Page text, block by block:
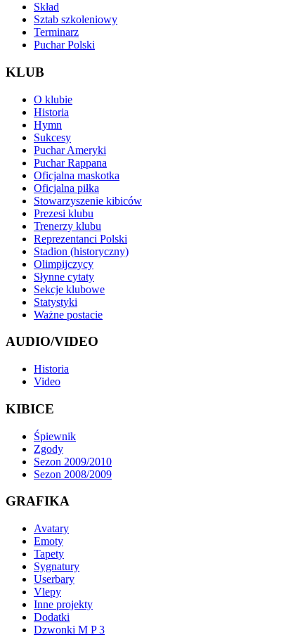
Skład
Sztab szkoleniowy
Terminarz
Puchar Polski
KLUB
O klubie
Historia
Hymn
Sukcesy
Puchar Ameryki
Puchar Rappana
Oficjalna maskotka
Oficjalna piłka
Stowarzyszenie kibiców
Prezesi klubu
Trenerzy klubu
Reprezentanci Polski
Stadion (historyczny)
Olimpijczycy
Słynne cytaty
Sekcje klubowe
Statystyki
Ważne postacie
AUDIO/VIDEO
Historia
Video
KIBICE
Śpiewnik
Zgody
Sezon 2009/2010
Sezon 2008/2009
GRAFIKA
Avatary
Emoty
Tapety
Sygnatury
Userbary
Vlepy
Inne projekty
Dodatki
Dzwonki M P 3